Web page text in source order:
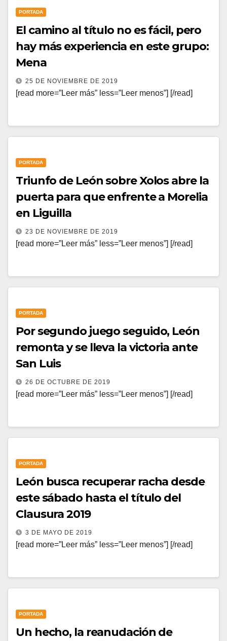
PORTADA
El camino al título no es fácil, pero
hay más experiencia en este grupo:
Mena
25 DE NOVIEMBRE DE 2019
[read more=”Leer más” less=”Leer menos”] [/read]
PORTADA
Triunfo de León sobre Xolos abre la
puerta para que enfrente a Morelia
en Liguilla
23 DE NOVIEMBRE DE 2019
[read more=”Leer más” less=”Leer menos”] [/read]
PORTADA
Por segundo juego seguido, León
remonta y se lleva la victoria ante
San Luis
26 DE OCTUBRE DE 2019
[read more=”Leer más” less=”Leer menos”] [/read]
PORTADA
León busca recuperar racha desde
este sábado hasta el título del
Clausura 2019
3 DE MAYO DE 2019
[read more=”Leer más” less=”Leer menos”] [/read]
PORTADA
Un hecho, la reanudación de